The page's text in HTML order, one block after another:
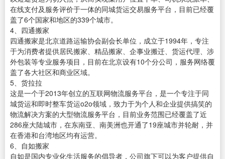
在线支付及服务评价于一体的同城货运交易服务平台，目前已经覆
盖了6个国家和地区的339个城市。
4、四通搬家
四通搬家是北京道路运输协会副会长单位，成立于1994年，专注
于为消费者提供居民搬家、精品搬家、企事业搬迁、货运代理、涉
外包装等专业服务项目，目前在北京设有10个分公司，服务网络覆
盖了各大社区和商业区域。
5、货拉拉
这是一个于2013年创立的互联网物流服务平台，是一个专注于同
城货运和即时整车货运o2o领域，致力于为个人和企业提供搞笑的
物流解决方案的大型物流服务平台，目前业务范围已经覆盖了近
286座大陆城市，在东南亚、南美洲也开通了19座城市并轮耐，并
在香港和台湾地区均有运营。
6、自如搬家
自如是国内专业化生活服务的倡导者，公司旗下可以为客户提供自